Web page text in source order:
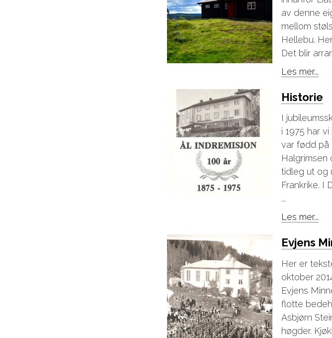
av denne
mellom
Hellebu.
Det blir
Les mer...
Historie
I
i 1975 har
var fødd på
Halgrimsen
tidleg ut og
Frankrike. I
...
Les mer...
Evjens
Her er
oktober
Evjens
flotte
Asbjørn
høgder.